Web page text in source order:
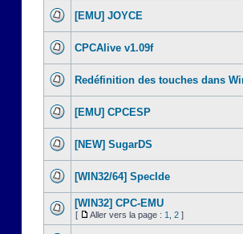
[EMU] JOYCE
CPCAlive v1.09f
Redéfinition des touches dans
[EMU] CPCESP
[NEW] SugarDS
[WIN32/64] SpecIde
[WIN32] CPC-EMU
[ Aller vers la page : 1 2 ]